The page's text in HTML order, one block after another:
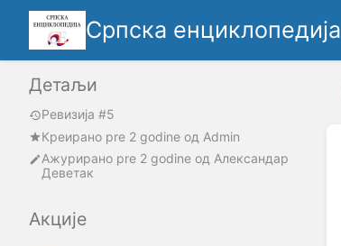
Српска енциклопедија
Детаљи
Ревизија #5
Креирано pre 2 godine oд Admin
Ажурирано pre 2 godine од Александар
Деветак
Акције